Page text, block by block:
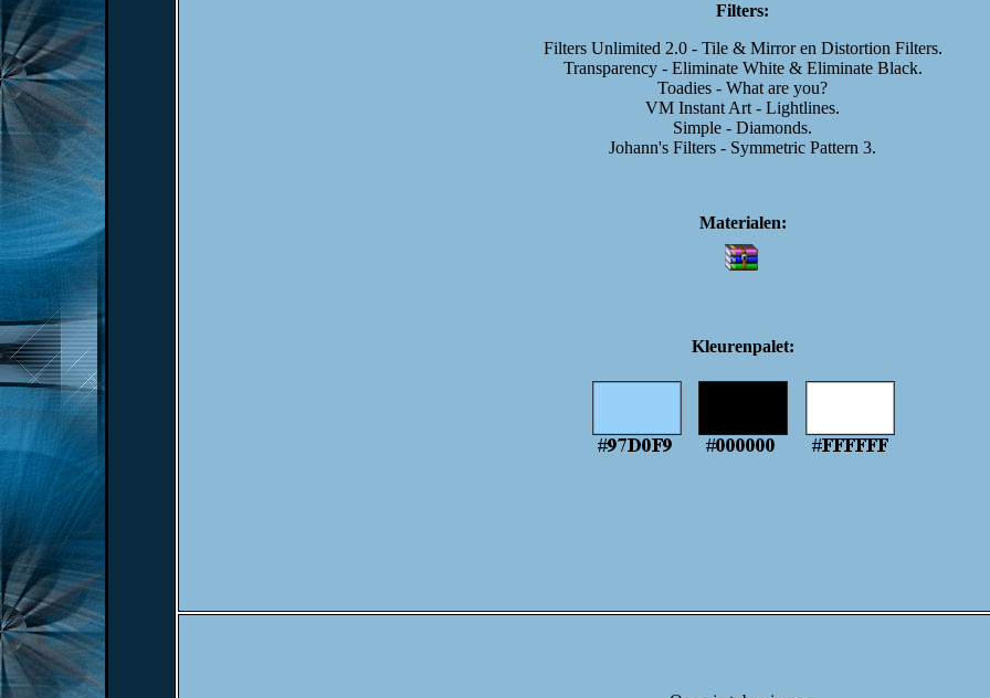
Filters:
Filters Unlimited 2.0 - Tile & Mirror en Distortion Filters.
Transparency - Eliminate White & Eliminate Black.
Toadies - What are you?
VM Instant Art - Lightlines.
Simple - Diamonds.
Johann's Filters - Symmetric Pattern 3.
Materialen:
Kleurenpalet: